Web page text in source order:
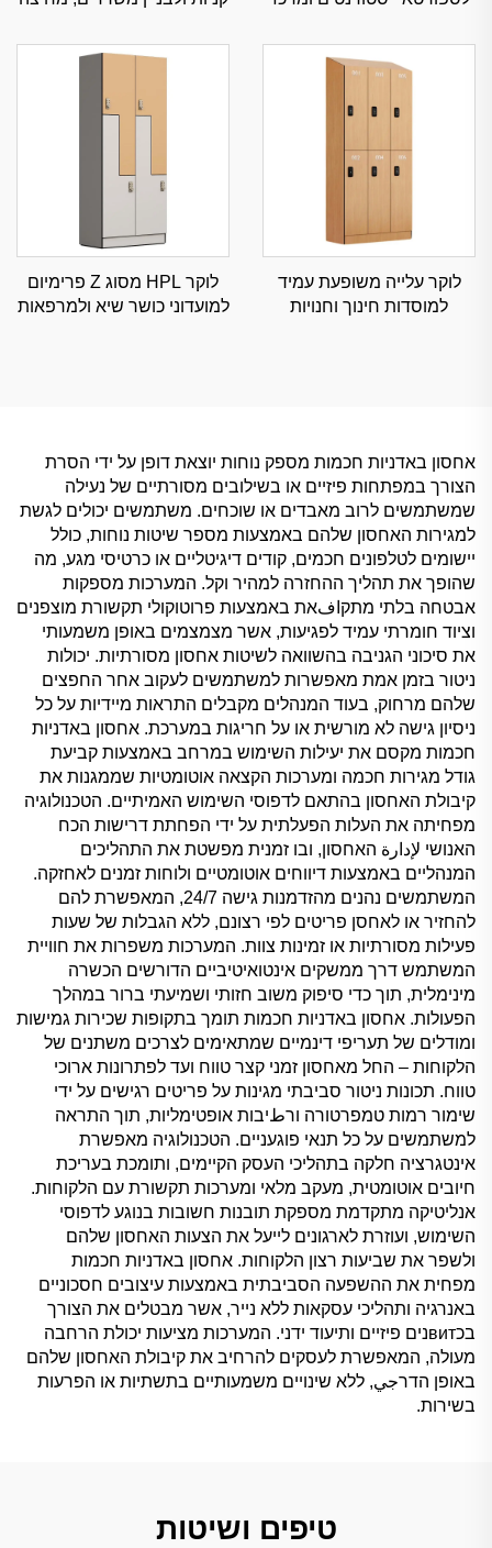
אבטחה גבוהה
לוקר עלייה משופעת עמיד
למוסדות חינוך וחנויות
לוקר HPL מסוג Z פרימיום
למועדוני כושר שיא ולמרפאות
אחסון באדניות חכמות מספק נוחות יוצאת דופן על ידי הסרת
הצורך במפתחות פיזיים או בשילובים מסורתיים של נעילה
שמשתמשים לרוב מאבדים או שוכחים. משתמשים יכולים לגשת
למגירות האחסון שלהם באמצעות מספר שיטות נוחות, כולל
יישומים לטלפונים חכמים, קודים דיגיטליים או כרטיסי מגע, מה
שהופך את תהליך ההחזרה למהיר וקל. המערכות מספקות
אבטחה בלתי מתקافאת באמצעות פרוטוקולי תקשורת מוצפנים
וציוד חומרתי עמיד לפגיעות, אשר מצמצמים באופן משמעותי
את סיכוני הגניבה בהשוואה לשיטות אחסון מסורתיות. יכולות
ניטור בזמן אמת מאפשרות למשתמשים לעקוב אחר החפצים
שלהם מרחוק, בעוד המנהלים מקבלים התראות מיידיות על כל
ניסיון גישה לא מורשית או על חריגות במערכת. אחסון באדניות
חכמות מקסם את יעילות השימוש במרחב באמצעות קביעת
גודל מגירות חכמה ומערכות הקצאה אוטומטיות שממגנות את
קיבולת האחסון בהתאם לדפוסי השימוש האמיתיים. הטכנולוגיה
מפחיתה את העלות הפעלתית על ידי הפחתת דרישות הכח
האנושי لإدارة האחסון, ובו זמנית מפשטת את התהליכים
המנהליים באמצעות דיווחים אוטומטיים ולוחות זמנים לאחזקה.
המשתמשים נהנים מהזדמנות גישה 24/7, המאפשרת להם
להחזיר או לאחסן פריטים לפי רצונם, ללא הגבלות של שעות
פעילות מסורתיות או זמינות צוות. המערכות משפרות את חוויית
המשתמש דרך ממשקים אינטואיטיביים הדורשים הכשרה
מינימלית, תוך כדי סיפוק משוב חזותי ושמיעתי ברור במהלך
הפעולות. אחסון באדניות חכמות תומך בתקופות שכירות גמישות
ומודלים של תעריפי דינמיים שמתאימים לצרכים משתנים של
הלקוחות – החל מאחסון זמני קצר טווח ועד לפתרונות ארוכי
טווח. תכונות ניטור סביבתי מגינות על פריטים רגישים על ידי
שימור רמות טמפרטורה ורطיבות אופטימליות, תוך התראה
למשתמשים על כל תנאי פוגעניים. הטכנולוגיה מאפשרת
אינטגרציה חלקה בתהליכי העסק הקיימים, ותומכת בעריכת
חיובים אוטומטית, מעקב מלאי ומערכות תקשורת עם הלקוחות.
אנליטיקה מתקדמת מספקת תובנות חשובות בנוגע לדפוסי
השימוש, ועוזרת לארגונים לייעל את הצעות האחסון שלהם
ולשפר את שביעות רצון הלקוחות. אחסון באדניות חכמות
מפחית את ההשפעה הסביבתית באמצעות עיצובים חסכוניים
באנרגיה ותהליכי עסקאות ללא נייר, אשר מבטלים את הצורך
בכвитנים פיזיים ותיעוד ידני. המערכות מציעות יכולת הרחבה
מעולה, המאפשרת לעסקים להרחיב את קיבולת האחסון שלהם
באופן הדרجي, ללא שינויים משמעותיים בתשתיות או הפרעות
בשירות.
טיפים ושיטות